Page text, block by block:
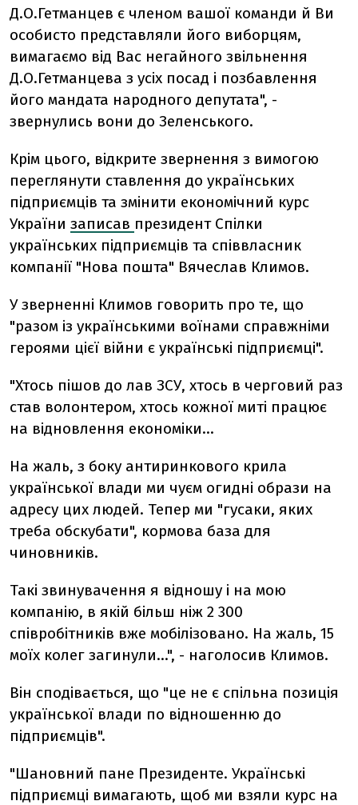
Д.О.Гетманцев є членом вашої команди й Ви
особисто представляли його виборцям,
вимагаємо від Вас негайного звільнення
Д.О.Гетманцева з усіх посад і позбавлення
його мандата народного депутата", -
звернулись вони до Зеленського.
Крім цього, відкрите звернення з вимогою
переглянути ставлення до українських
підприємців та змінити економічний курс
України записав президент Спілки
українських підприємців та співвласник
компанії "Нова пошта" Вячеслав Климов.
У зверненні Климов говорить про те, що
"разом із українськими воїнами справжніми
героями цієї війни є українські підприємці".
"Хтось пішов до лав ЗСУ, хтось в черговий раз
став волонтером, хтось кожної миті працює
на відновлення економіки...
На жаль, з боку антиринкового крила
української влади ми чуєм огидні образи на
адресу цих людей. Тепер ми "гусаки, яких
треба обскубати", кормова база для
чиновників.
Такі звинувачення я відношу і на мою
компанію, в якій більш ніж 2 300
співробітників вже мобілізовано. На жаль, 15
моїх колег загинули...", - наголосив Климов.
Він сподівається, що "це не є спільна позиція
української влади по відношенню до
підприємців".
"Шановний пане Президенте. Українські
підприємці вимагають, щоб ми взяли курс на